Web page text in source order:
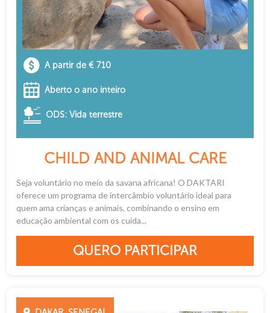
A partir de € 710
Aberto o ano inteiro
ODS: Vida terrestre
CHILD AND ANIMAL CARE
Seja voluntário no meio da savana africana! O DAKTARI
oferece um programa de intercâmbio voluntário ideal para
quem ama crianças e animais, combinando o ensino em
educação ambiental com os cuida...
QUERO PARTICIPAR